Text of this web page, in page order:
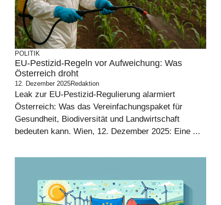
POLITIK
EU-Pestizid-Regeln vor Aufweichung: Was
Österreich droht
12. Dezember 2025Redaktion
Leak zur EU-Pestizid-Regulierung alarmiert
Österreich: Was das Vereinfachungspaket für
Gesundheit, Biodiversität und Landwirtschaft
bedeuten kann. Wien, 12. Dezember 2025: Eine ...